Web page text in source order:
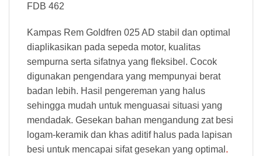
FDB 462
Kampas Rem Goldfren 025 AD stabil dan optimal
diaplikasikan pada sepeda motor, kualitas
sempurna serta sifatnya yang fleksibel. Cocok
digunakan pengendara yang mempunyai berat
badan lebih. Hasil pengereman yang halus
sehingga mudah untuk menguasai situasi yang
mendadak. Gesekan bahan mengandung zat besi
logam-keramik dan khas aditif halus pada lapisan
besi untuk mencapai sifat gesekan yang optimal .